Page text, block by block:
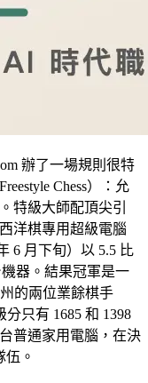
辦了一場規則很特
Chess）：允
特級大師配頂尖引
洋棋專用超級電腦
6 月下旬）以 5.5 比
機器。結果冠軍是一
的兩位業餘棋手
分只有 1685 和 1398
通家用電腦，在決
。